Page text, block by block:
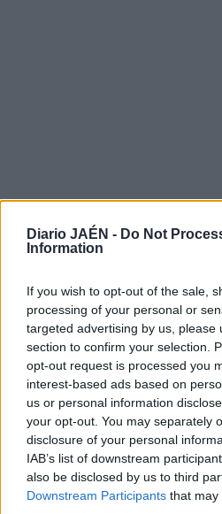
Diario JAÉN - Do Not
Information
If you wish to opt-out of the sale,
processing of your personal or
targeted advertising by us, please
section to confirm your selection.
opt-out request is processed you
interest-based ads based on
us or personal information
your opt-out. You may separately
disclosure of your personal
IAB’s list of downstream
also be disclosed by us to third
Downstream Participants that may
LO MÁS LEÍDO
Jaén